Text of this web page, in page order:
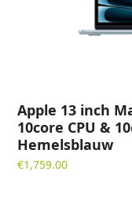
Apple 13 inch
10core CPU &
Hemelsblauw
€1,759.00